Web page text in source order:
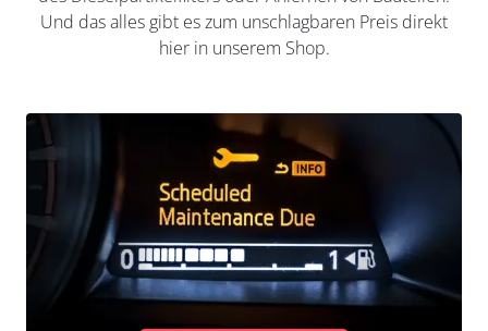
Und das alles gibt es zum unschlagbaren Preis direkt
hier in unserem Shop.